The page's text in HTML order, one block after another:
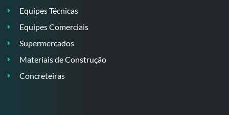
Equipes Técnicas
Equipes Comerciais
Supermercados
Materiais de Construção
Concreteiras